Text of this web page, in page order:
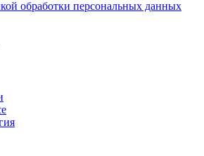
обработки персональных данных